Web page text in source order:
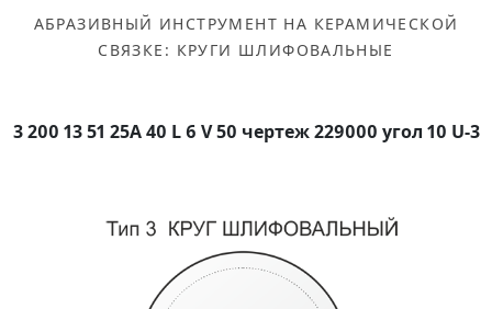
Скачать каталог
Круги шлифовальные
Сегменты шлифовальные
керамической связке
Скачать каталог
Круги шлифовальные
Скачать прайсы на нашу продукцию
Нормативные документы, ГОСТы, Инструкции по
эсплуатации
Публикации
О нас
Информация о заводе
История завода
Партнеры
Список партнеров завода
Мероприятия
Контакты
АБРАЗИВНЫЙ ИНСТРУМЕНТ НА КЕРАМИЧЕСКОЙ
СВЯЗКЕ : КРУГИ ШЛИФОВАЛЬНЫЕ
3 200 13 51 25А 40 L 6 V 50 чертеж 229000 угол 10 U-3